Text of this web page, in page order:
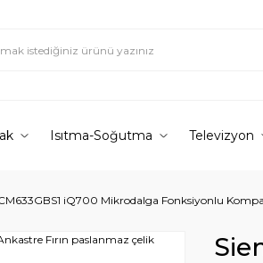
Isıtma-Soğutma Televizyon
iQ700 Mikrodalga Fonksiyonlu